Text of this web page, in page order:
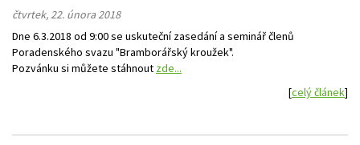
čtvrtek, 22. února 2018
Dne 6.3.2018 od 9:00 se uskuteční zasedání a seminář členů
Poradenského svazu "Bramborářský kroužek".
Pozvánku si můžete stáhnout zde...
[celý článek]